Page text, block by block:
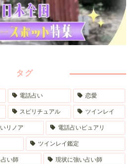
タグ
電話占い 恋愛
スピリチュアル ツインレイ
リノア 電話占いピュアリ
ツインレイ鑑定
い師 現状に強い占い師